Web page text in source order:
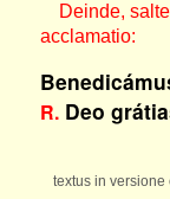
Deinde,
acclamatio:
R.Deo
textus in